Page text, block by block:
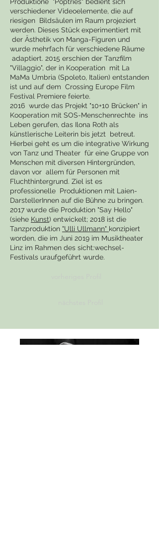
verschiedener Videoelemente, die auf
riesigen Bildsäulen im Raum projeziert
werden. Dieses Stück experimentiert mit
der Ästhetik von Manga-Figuren und
wurde mehrfach für verschiedene Räume
adaptiert. 2015 erschien der Tanzfilm
"Villaggio", der in Kooperation mit La
MaMa Umbria (Spoleto, Italien) entstanden
ist und auf dem Crossing Europe Film
Festival Premiere feierte.
2016 wurde das Projekt "10+10 Brücken" in
Kooperation mit SOS-Menschenrechte ins
Leben gerufen, das Ilona Roth als
künstlerische Leiterin bis jetzt betreut.
Hierbei geht es um die integrative Wirkung
von Tanz und Theater für eine Gruppe von
Menschen mit diversen Hintergründen,
davon vor allem für Personen mit
Fluchthintergrund. Ziel ist es
professionelle Produktionen mit Laien-
DarstellerInnen auf die Bühne zu bringen.
2017 wurde die Produktion "Say Hello"
(siehe Kunst) entwickelt; 2018 ist die
Tanzproduktion "Ulli Ullmann" konzipiert
worden, die im Juni 2019 im Musiktheater
Linz im Rahmen des sicht:wechsel-
Festivals uraufgeführt wurde.